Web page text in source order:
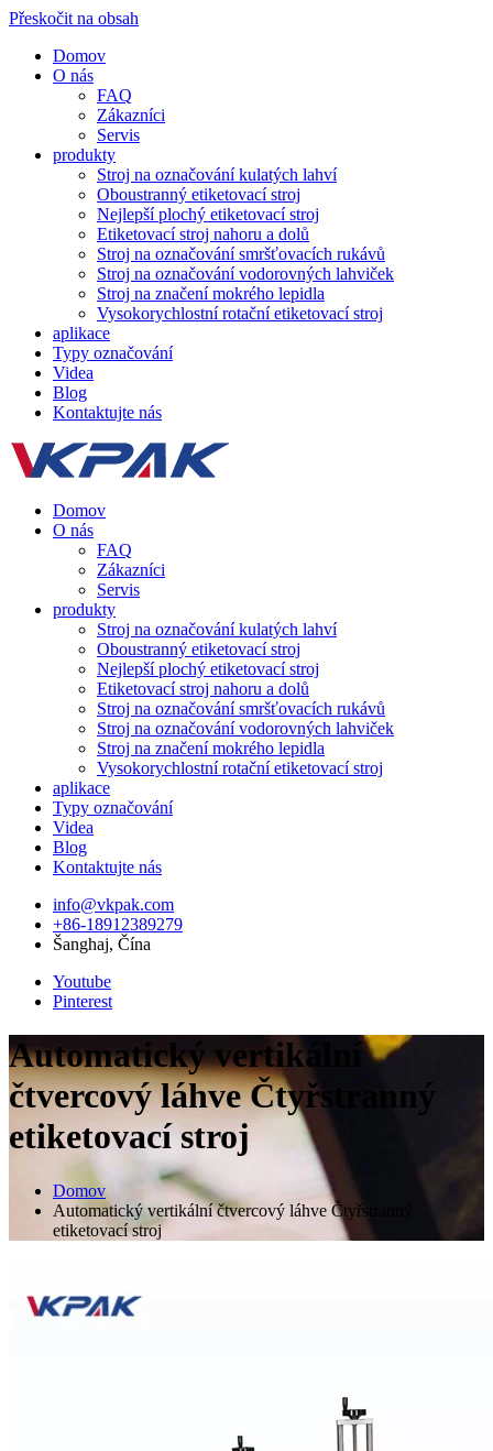
Přeskočit na obsah
Domov
O nás
FAQ
Zákazníci
Servis
produkty
Stroj na označování kulatých lahví
Oboustranný etiketovací stroj
Nejlepší plochý etiketovací stroj
Etiketovací stroj nahoru a dolů
Stroj na označování smršťovacích rukávů
Stroj na označování vodorovných lahviček
Stroj na značení mokrého lepidla
Vysokorychlostní rotační etiketovací stroj
aplikace
Typy označování
Videa
Blog
Kontaktujte nás
Domov
O nás
FAQ
Zákazníci
Servis
produkty
Stroj na označování kulatých lahví
Oboustranný etiketovací stroj
Nejlepší plochý etiketovací stroj
Etiketovací stroj nahoru a dolů
Stroj na označování smršťovacích rukávů
Stroj na označování vodorovných lahviček
Stroj na značení mokrého lepidla
Vysokorychlostní rotační etiketovací stroj
aplikace
Typy označování
Videa
Blog
Kontaktujte nás
info@vkpak.com
+86-18912389279
Šanghaj, Čína
Youtube
Pinterest
Automatický vertikální
čtvercový láhve Čtyřstranný
etiketovací stroj
Domov
Automatický vertikální čtvercový láhve Čtyřstranný
etiketovací stroj